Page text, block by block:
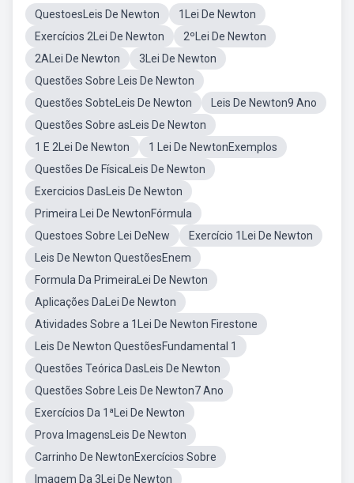
QuestoesLeis De Newton
1Lei De Newton
Exercícios 2Lei De Newton
2ºLei De Newton
2ALei De Newton
3Lei De Newton
Questões Sobre Leis De Newton
Questões SobteLeis De Newton
Leis De Newton9 Ano
Questões Sobre asLeis De Newton
1 E 2Lei De Newton
1 Lei De NewtonExemplos
Questões De FísicaLeis De Newton
Exercicios DasLeis De Newton
Primeira Lei De NewtonFórmula
Questoes Sobre Lei DeNew
Exercício 1Lei De Newton
Leis De Newton QuestõesEnem
Formula Da PrimeiraLei De Newton
Aplicações DaLei De Newton
Atividades Sobre a 1Lei De Newton Firestone
Leis De Newton QuestõesFundamental 1
Questões Teórica DasLeis De Newton
Questões Sobre Leis De Newton7 Ano
Exercícios Da 1ªLei De Newton
Prova ImagensLeis De Newton
Carrinho De NewtonExercícios Sobre
Imagem Da 3Lei De Newton